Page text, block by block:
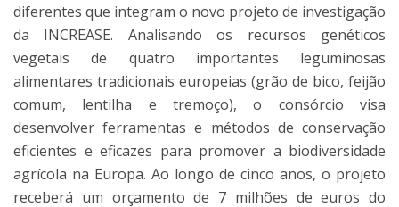
diferentes que integram o novo projeto de investigação
da INCREASE. Analisando os recursos genéticos
vegetais de quatro importantes leguminosas
alimentares tradicionais europeias (grão de bico, feijão
comum, lentilha e tremoço), o consórcio visa
desenvolver ferramentas e métodos de conservação
eficientes e eficazes para promover a biodiversidade
agrícola na Europa. Ao longo de cinco anos, o projeto
receberá um orçamento de 7 milhões de euros do